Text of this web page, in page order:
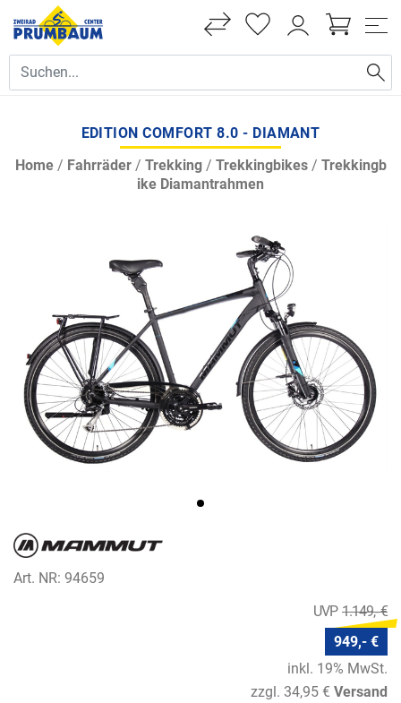
EDITION COMFORT 8.0 - DIAMANT
Home/ Fahrräder/ Trekking/ Trekkingbikes/ Trekkingb
ike Diamantrahmen
Art. NR: 94659
1.149,- €
949,- €
inkl. 19% MwSt.
zzgl. 34,95 € Versand